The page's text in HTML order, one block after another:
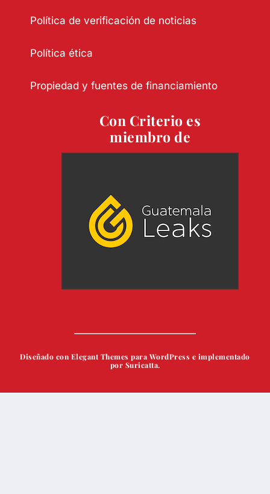
Política de verificación de noticias
Política ética
Propiedad y fuentes de financiamiento
Con Criterio es
miembro de
Diseñado con Elegant Themes para WordPress e implementado
por Suricatta.